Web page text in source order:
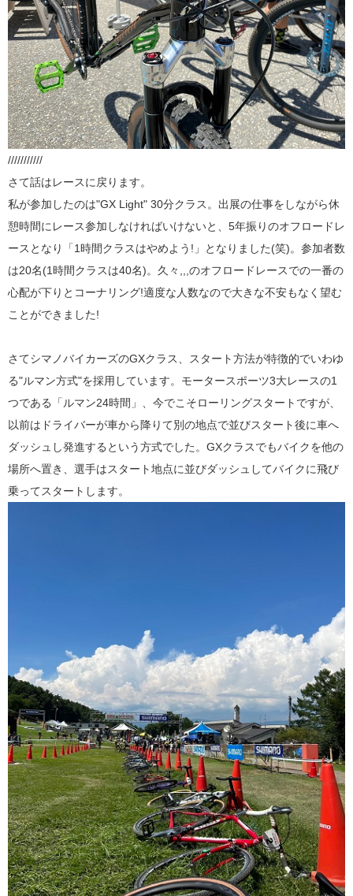
///////////
さて話はレースに戻ります。
私が参加したのは"GX Light" 30分クラス。出展の仕事をしながら休
憩時間にレース参加しなければいけないと、5年振りのオフロードレ
ースとなり「1時間クラスはやめよう!」となりました(笑)。参加者数
は20名(1時間クラスは40名)。久々,,,のオフロードレースでの一番の
心配が下りとコーナリング!適度な人数なので大きな不安もなく望む
ことができました!
さてシマノバイカーズのGXクラス、スタート方法が特徴的でいわゆ
る"ルマン方式"を採用しています。モータースポーツ3大レースの1
つである「ルマン24時間」、今でこそローリングスタートですが、
以前はドライバーが車から降りて別の地点で並びスタート後に車へ
ダッシュし発進するという方式でした。GXクラスでもバイクを他の
場所へ置き、選手はスタート地点に並びダッシュしてバイクに飛び
乗ってスタートします。